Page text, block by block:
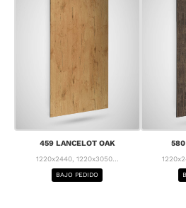
459 LANCELOT OAK
1220x2440, 1220x3050...
BAJO PEDIDO
580